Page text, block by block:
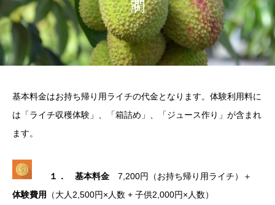
。
基本料金はお持ち帰り用ライチの代金となります。体験利用料に
は「ライチ収穫体験」、「箱詰め」、「ジュース作り」が含まれ
ます。
１． 基本料金 7,200円（お持ち帰り用ライチ）＋
体験費用
（大人2,500円×人数 + 子供2,000円×人数）